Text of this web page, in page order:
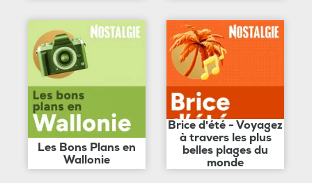
Les Bons Plans en
Wallonie
Brice d'été - Voyagez
à travers les plus
belles plages du
monde